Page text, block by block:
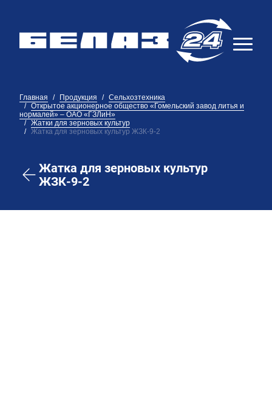
Главная Продукция
Сельхозтехника
Открытое акционерное общество «Гомельский завод литья и
нормалей» – ОАО «ГЗЛиН»
Жатки для зерновых культур
Жатка для зерновых культур ЖЗК-9-2
Жатка для зерновых культур
ЖЗК-9-2